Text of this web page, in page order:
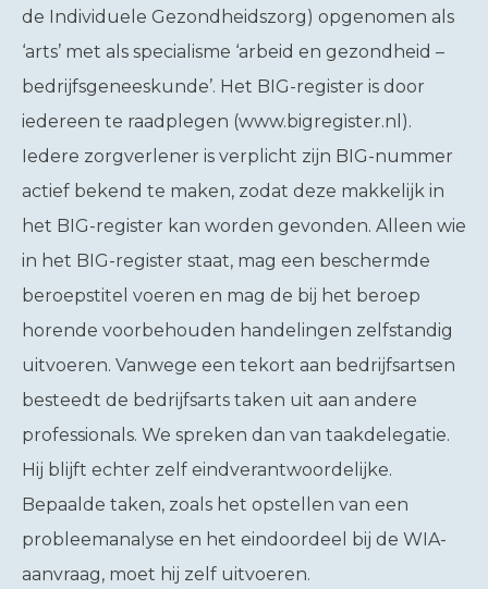
de Individuele Gezondheidszorg) opgenomen als
‘arts’ met als specialisme ‘arbeid en gezondheid –
bedrijfsgeneeskunde’. Het BIG-register is door
iedereen te raadplegen (www.bigregister.nl).
Iedere zorgverlener is verplicht zijn BIG-nummer
actief bekend te maken, zodat deze makkelijk in
het BIG-register kan worden gevonden. Alleen wie
in het BIG-register staat, mag een beschermde
beroepstitel voeren en mag de bij het beroep
horende voorbehouden handelingen zelfstandig
uitvoeren. Vanwege een tekort aan bedrijfsartsen
besteedt de bedrijfsarts taken uit aan andere
professionals. We spreken dan van taakdelegatie.
Hij blijft echter zelf eindverantwoordelijke.
Bepaalde taken, zoals het opstellen van een
probleemanalyse en het eindoordeel bij de WIA-
aanvraag, moet hij zelf uitvoeren.